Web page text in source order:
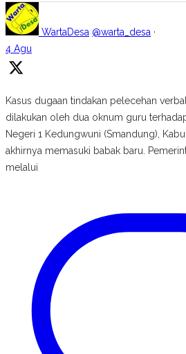
WartaDesa @warta_desa ·
4 Agu
Kasus dugaan tindakan pelecehan
dilakukan oleh dua oknum guru
Negeri 1 Kedungwuni (Smandung),
akhirnya memasuki babak baru.
melalui